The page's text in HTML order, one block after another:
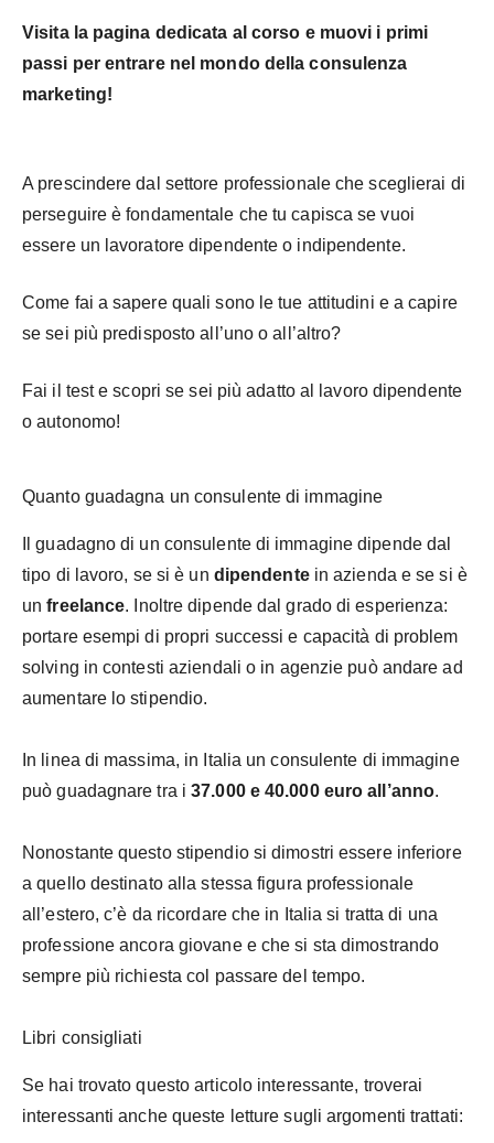
Visita la pagina dedicata al corso e muovi i primi
passi per entrare nel mondo della consulenza
marketing!
A prescindere dal settore professionale che sceglierai di
perseguire è fondamentale che tu capisca se vuoi
essere un lavoratore dipendente o indipendente.
Come fai a sapere quali sono le tue attitudini e a capire
se sei più predisposto all’uno o all’altro?
Fai il test e scopri se sei più adatto al lavoro dipendente
o autonomo!
Quanto guadagna un consulente di immagine
Il guadagno di un consulente di immagine dipende dal
tipo di lavoro, se si è un dipendentein azienda e se si è
unfreelance. Inoltre dipende dal grado di esperienza:
portare esempi di propri successi e capacità di problem
solving in contesti aziendali o in agenzie può andare ad
aumentare lo stipendio.
In linea di massima, in Italia un consulente di immagine
può guadagnare tra i37.000 e 40.000 euro all’anno.
Nonostante questo stipendio si dimostri essere inferiore
a quello destinato alla stessa figura professionale
all’estero, c’è da ricordare che in Italia si tratta di una
professione ancora giovane e che si sta dimostrando
sempre più richiesta col passare del tempo.
Libri consigliati
Se hai trovato questo articolo interessante, troverai
interessanti anche queste letture sugli argomenti trattati: